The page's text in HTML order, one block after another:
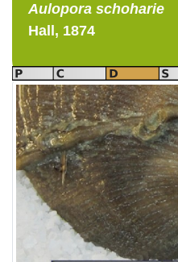
Aulopora schoharie
Hall, 1874